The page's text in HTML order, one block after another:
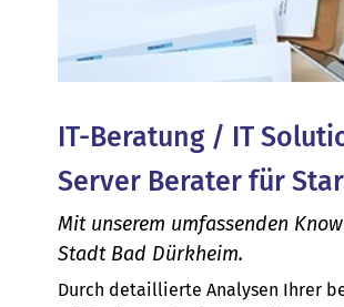
IT-Beratung / IT
Server Berater für
Mit unserem umfassenden
Stadt Bad Dürkheim.
Durch detaillierte Analysen Ihrer